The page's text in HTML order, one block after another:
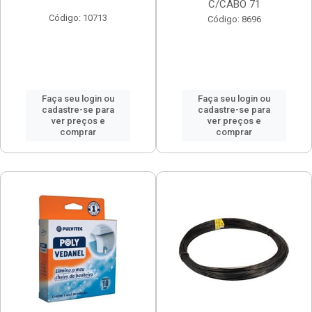
Código: 10713
Faça seu login ou
cadastre-se para
ver preços e
comprar
C/CABO 71
Código: 8696
Faça seu login ou
cadastre-se para
ver preços e
comprar